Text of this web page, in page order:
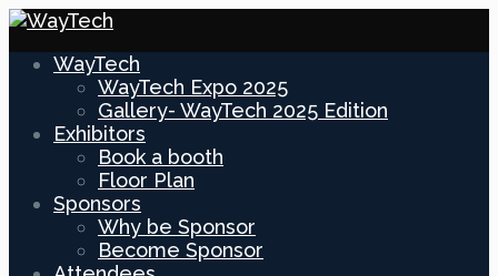
WayTech
WayTech Expo 2025
Gallery- WayTech 2025 Edition
Exhibitors
Book a booth
Floor Plan
Sponsors
Why be Sponsor
Become Sponsor